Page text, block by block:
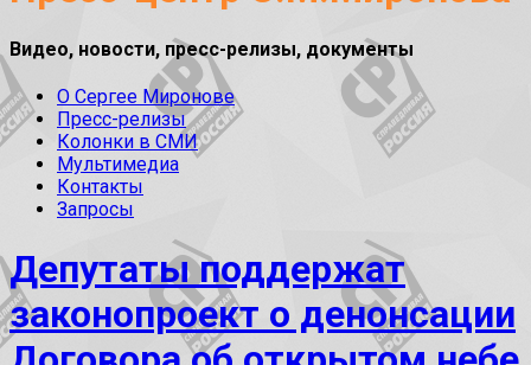
Видео, новости, пресс-релизы, документы
О Сергее Миронове
Пресс-релизы
Колонки в СМИ
Мультимедиа
Контакты
Запросы
Депутаты поддержат
законопроект о денонсации